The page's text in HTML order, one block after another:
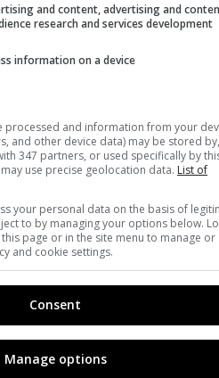
and content, advertising and
research and services development
information on a device
processed and information from your
and other device data) may be stored by,
347 partners, or used specifically by
use precise geolocation data. List of
your personal data on the basis of
to by managing your options below.
page or in the site menu to manage or
and cookie settings.
Consent
Manage options